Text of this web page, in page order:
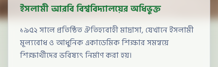
ইসলামী আরবি বিশ্ববিদ্যালয়ের অধিভুক্ত
১৯৫২ সালে প্রতিষ্ঠিত ঐতিহ্যবাহী মাদ্রাসা, যেখানে ইসলামী
মূল্যবোধ ও আধুনিক একাডেমিক শিক্ষার সমন্বয়ে
শিক্ষার্থীদের ভবিষ্যৎ নির্মাণ করা হয়।